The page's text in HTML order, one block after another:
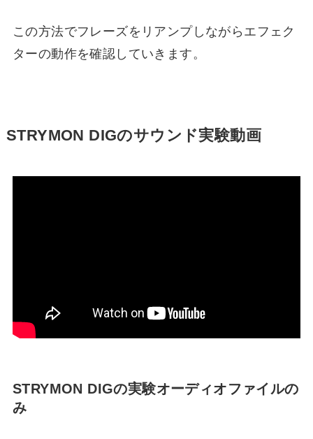
この方法でフレーズをリアンプしながらエフェク
ターの動作を確認していきます。
STRYMON DIGのサウンド実験動画
STRYMON DIGの実験オーディオファイルの
み